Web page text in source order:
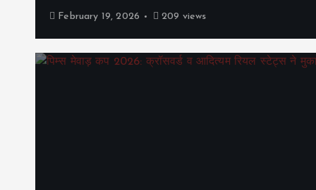
February 19, 2026 209 views